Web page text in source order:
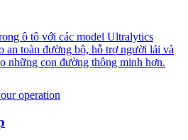
ô tô với các model Ultralytics
toàn đường bộ, hỗ trợ người lái và
những con đường thông minh hơn.